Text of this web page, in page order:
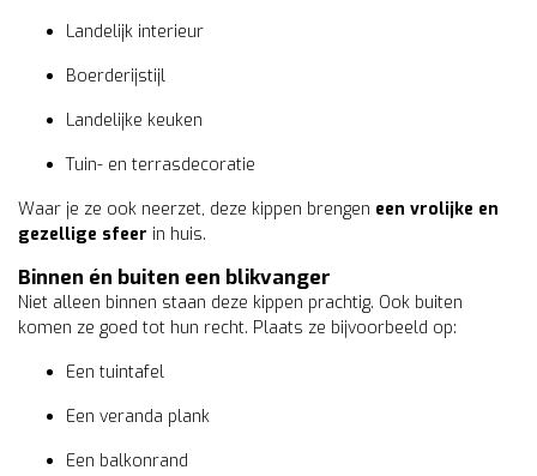
Landelijk interieur
Boerderijstijl
Landelijke keuken
Tuin- en terrasdecoratie
Waar je ze ook neerzet, deze kippen brengen een vrolijke en
gezellige sfeer in huis.
Binnen én buiten een blikvanger
Niet alleen binnen staan deze kippen prachtig. Ook buiten
komen ze goed tot hun recht. Plaats ze bijvoorbeeld op:
Een tuintafel
Een veranda plank
Een balkonrand